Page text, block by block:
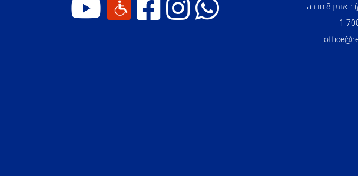
8 חדרה
1­-